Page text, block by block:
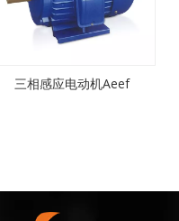
三相感应电动机Aeef